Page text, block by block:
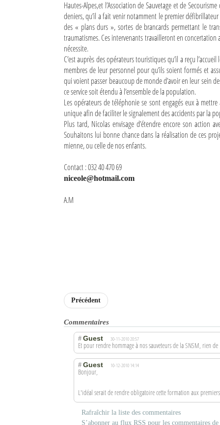
Connexion
Identifiant oublié ?
Hautes-Alpes,et l’Association de Sauvetage et de
deniers, qu’il a fait venir notamment le premier
des « plans durs », sortes de brancards permettant le
traumatismes. Ces intervenants travailleront en
nécessite.
C’est auprès des opérateurs touristiques qu’il a reçu
membres de leur personnel pour qu’ils soient formés et
qui voient passer beaucoup de monde d’avoir en leur sein
ce service soit étendu à l’ensemble de la population.
Les opérateurs de téléphonie se sont engagés eux à
unique afin de faciliter le signalement des accidents par la
Plus tard, Nicolas envisage d’étendre encore son action
Souhaitons lui bonne chance dans la réalisation de ces
mienne, ou celle de nos enfants.
Contact : 032 40 470 69
niceole@hotmail.com
A.M
Précédent
Commentaires
# Guest 30-11-2010 20:57
Et pour rendre hommage à nos sauveteurs de la SNSM, rien
# Guest 10-12-2010 14:14
Bonjour,
L'idéal serait de rendre obligatoire cette formation aux
Rafraîchir la liste des commentaires
S’abonner au flux RSS pour les commentaires